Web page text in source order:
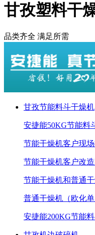
甘孜塑料干
品类齐全 满足所需
甘孜节能料斗干燥机
安捷能50KG节能料
节能干燥机客户现
节能干燥机客户改造
节能干燥机和普通
普通干燥机（欧化单
安捷能200KG节能